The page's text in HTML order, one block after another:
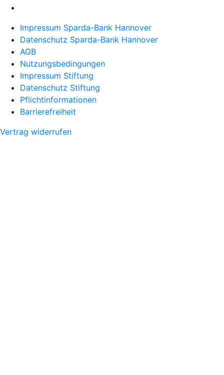
Impressum Sparda-Bank Hannover
Datenschutz Sparda-Bank Hannover
AGB
Nutzungsbedingungen
Impressum Stiftung
Datenschutz Stiftung
Pflichtinformationen
Barrierefreiheit
Vertrag widerrufen